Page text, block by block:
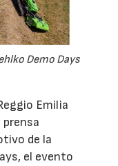
Demo Days
Emilia
de la
el evento